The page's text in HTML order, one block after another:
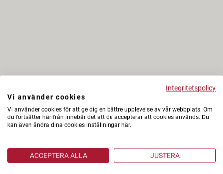
Integritetspolicy
Vi använder cookies
Vi använder cookies för att ge dig en bättre upplevelse av vår webbplats. Om
du fortsätter härifrån innebär det att du accepterar att cookies används. Du
kan även ändra dina cookies inställningar här.
ACCEPTERA ALLA JUSTERA